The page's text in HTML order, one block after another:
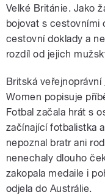
Velké Británie. Jako
bojovat s cestovními
cestovní doklady a
rozdíl od jejich
Britská veřejnoprávní
Women popisuje
Fotbal začala hrát s
začínající fotbalistka
nepoznal bratr ani
nenechaly dlouho
zakopala medaile i
odjela do Austrálie.